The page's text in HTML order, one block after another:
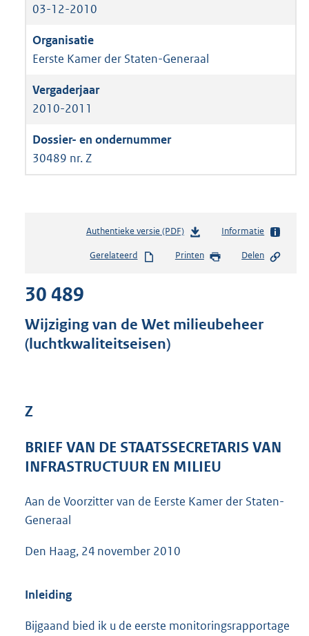
03-12-2010
Eerste Kamer der Staten-Generaal
2010-2011
30489 nr. Z
Authentieke versie (PDF)b
s
d
s
:
5
b
Informatie
Gerelateerd Printen Delen
30 489
Wijziging van de Wet milieubeheer
(luchtkwaliteitseisen)
Z
BRIEF VAN DE STAATSSECRETARIS VAN
INFRASTRUCTUUR EN MILIEU
Aan de Voorzitter van de Eerste Kamer der Staten-
Generaal
Den Haag, 24 november 2010
Inleiding
Bijgaand bied ik u de eerste monitoringsrapportage